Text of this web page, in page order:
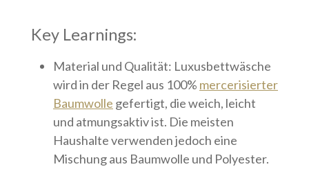
Key Learnings:
Material und Qualität: Luxusbettwäsche
wird in der Regel aus 100% mercerisierter
Baumwolle gefertigt, die weich, leicht
und atmungsaktiv ist. Die meisten
Haushalte verwenden jedoch eine
Mischung aus Baumwolle und Polyester.